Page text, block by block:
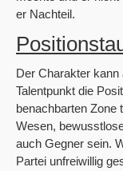
er Nachteil.
Der Charakter kann
Talentpunkt die
benachbarten Zone
Wesen,
auch Gegner sein.
Partei unfreiwillig